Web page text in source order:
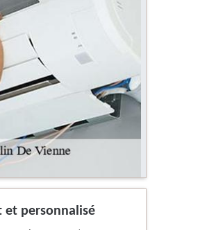
personnalisé